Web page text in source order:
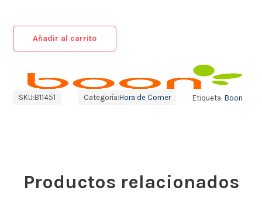
Añadir al carrito
SKU:B11451 Categoría:Hora de Comer Etiqueta:Boon
Productos relacionados